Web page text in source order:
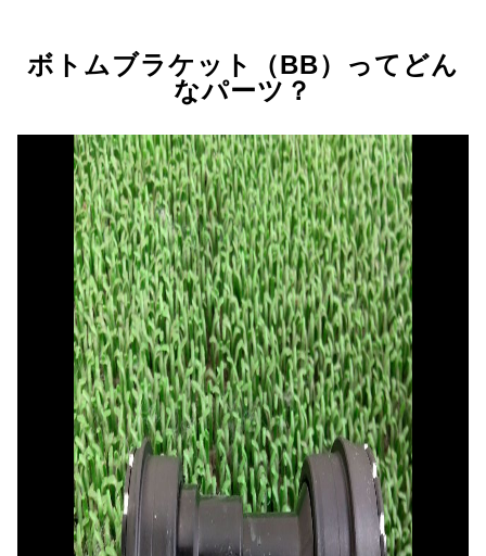
ボトムブラケット（BB）ってどん
なパーツ？